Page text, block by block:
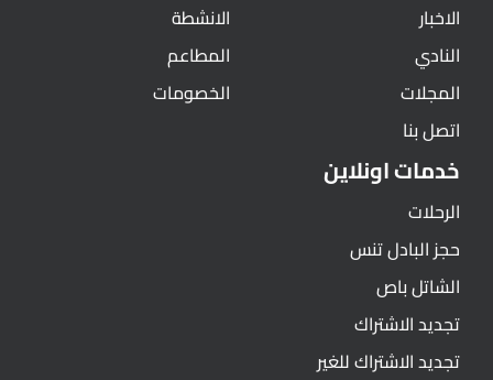
الاخبار
النادي
المجلات
اتصل بنا
الانشطة
المطاعم
الخصومات
خدمات اونلاين
الرحلات
حجز البادل تنس
الشاتل باص
تجديد الاشتراك
تجديد الاشتراك للغير